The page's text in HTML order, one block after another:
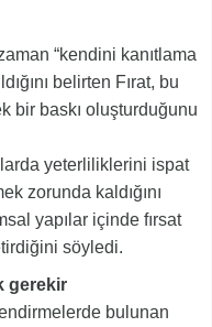
“kendini kanıtlama
belirten Fırat, bu
bir baskı oluşturduğunu
yeterliliklerini ispat
zorunda kaldığını
yapılar içinde fırsat
söyledi.
gerekir
bulunan